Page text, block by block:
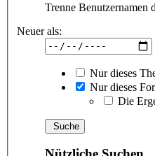
Trenne Benutzernamen
Neuer als:
Nur dieses
Nur dieses
Die